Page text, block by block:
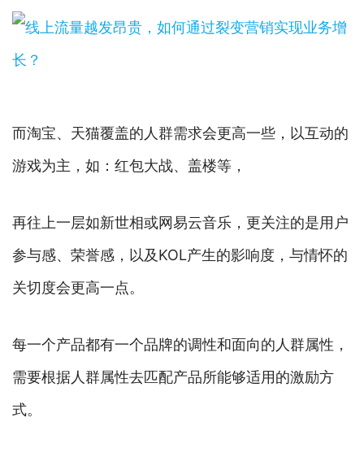
而淘宝、天猫覆盖的人群需求会更高一些，以互动的
游戏为主，如：红包大战、盖楼等，
再往上一层如新世相或网易云音乐，更关注的是用户
参与感、荣誉感，以及KOL产生的影响度，与情怀的
关切度会更高一点。
每一个产品都有一个品牌的调性和面向的人群属性，
需要根据人群属性去匹配产品所能够适用的激励方
式。